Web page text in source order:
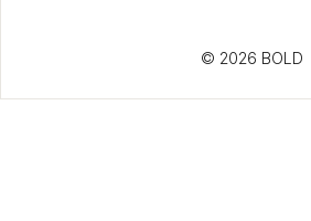
© 2026 BOLD